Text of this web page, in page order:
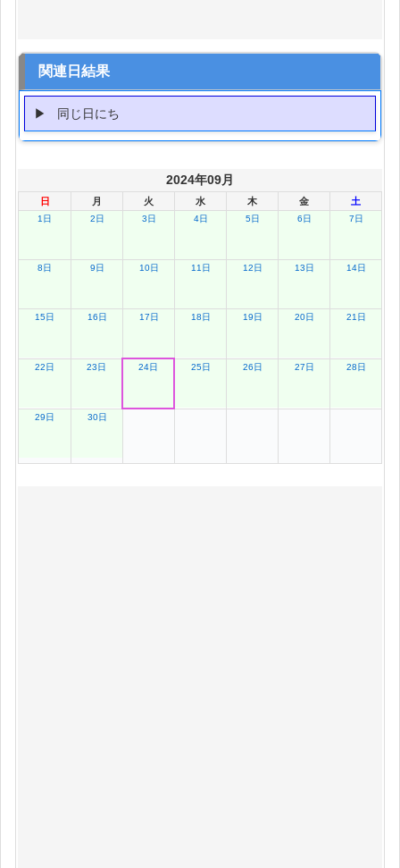
関連日結果
同じ日にち
2024年09月
日 月 火 水 木 金 土
1日 2日 3日 4日 5日 6日 7日
8日 9日 10日 11日 12日 13日 14日
15日 16日 17日 18日 19日 20日 21日
22日 23日 24日 25日 26日 27日 28日
29日 30日